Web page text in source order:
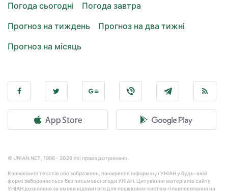
Погода сьогодні
Погода завтра
Прогноз на тиждень
Прогноз на два тижні
Прогноз на місяць
© UNIAN.NET, 1998 - 2026 Усі права дотримано.
Копіювання текстів або зображень, поширення інформації УНІАН у будь-якій
формі забороняється без письмової згоди УНІАН. Цитування матеріалів сайту
УНІАН дозволено за умови відкритого для пошукових систем гіперпосилання на